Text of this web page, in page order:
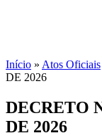
Início » Atos Oficiais
DE 2026
DECRETO
DE 2026